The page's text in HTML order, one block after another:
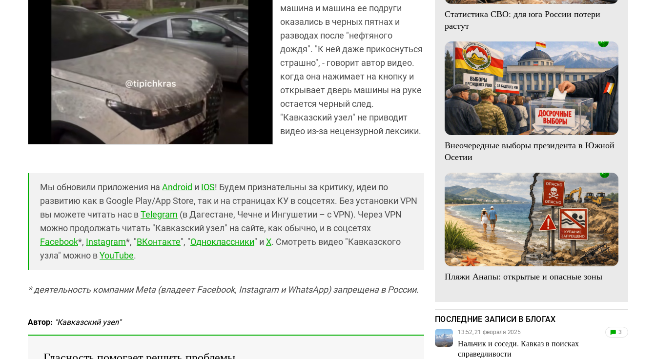
машина и машина ее подруги
оказались в черных пятнах и
разводах после "нефтяного
дождя". "К ней даже прикоснуться
страшно", - говорит автор видео.
когда она нажимает на кнопку и
открывает дверь машины на руке
остается черный след.
"Кавказский узел" не приводит
видео из-за нецензурной лексики.
Мы обновили приложения на Android и IOS! Будем признательны за критику, идеи по
развитию как в Google Play/App Store, так и на страницах КУ в соцсетях. Без установки VPN
вы можете читать нас вTelegram (в Дагестане, Чечне и Ингушетии – с VPN). Через VPN
можно продолжать читать "Кавказский узел" на сайте, как обычно, и в соцсетях
Facebook*, Instagram*, "ВКонтакте", "Одноклассники" и X. Смотреть видео "Кавказского
узла" можно вYouTube.
* деятельность компании Meta (владеет Facebook, Instagram и WhatsApp) запрещена в России.
Автор: "Кавказский узел"
Статистика СВО: для юга России потери
растут
Внеочередные выборы президента в Южной
Осетии
Пляжи Анапы: открытые и опасные зоны
ПОСЛЕДНИЕ ЗАПИСИ В БЛОГАХ
13:52, 21 февраля 2025
Нальчик и соседи. Кавказ в поисках
справедливости
3